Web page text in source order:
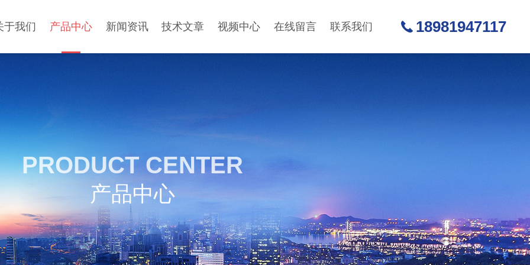
于我们 产品中心 新闻资讯 技术文章 视频中心 在线留言 联系我们 18981947117
PRODUCT CENTER
产品中心